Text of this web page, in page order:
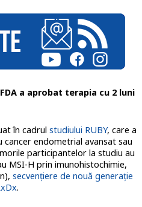
a aprobat terapia cu 2 luni
în cadrul studiului RUBY, care a
cancer endometrial avansat sau
participantelor la studiu au
MSI-H prin imunohistochimie,
secvențiere de nouă generație
.